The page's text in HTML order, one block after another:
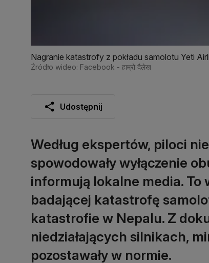
Nagranie katastrofy z pokładu samolotu Yeti
Źródło wideo: Facebook - हाम्रो दैलेख
Udostępnij
Według ekspertów, piloci
spowodowały wyłączenie
informują lokalne media.
badającej katastrofę
katastrofie w Nepalu. Z
niedziałających silnikach,
pozostawały w normie.